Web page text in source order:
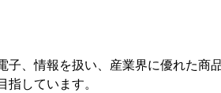
子、情報を扱い、産業界に優れた
指しています。